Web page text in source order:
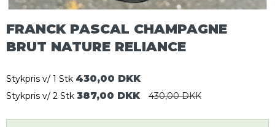
FRANCK PASCAL CHAMPAGNE
BRUT NATURE RELIANCE
Stykpris v/ 1 Stk 430,00 DKK
Stykpris v/ 2 Stk 387,00 DKK 430,00 DKK